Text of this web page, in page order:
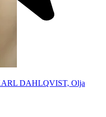
DAHLQVIST, Olja